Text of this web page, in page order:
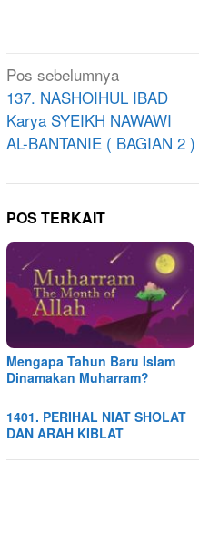
Navigasi
pos
Pos sebelumnya
137. NASHOIHUL IBAD
Karya SYEIKH NAWAWI
AL-BANTANIE ( BAGIAN 2 )
POS TERKAIT
Mengapa Tahun Baru Islam
Dinamakan Muharram?
1401. PERIHAL NIAT SHOLAT
DAN ARAH KIBLAT